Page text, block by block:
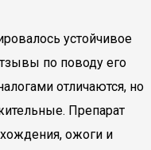
устойчивое
по поводу его
отличаются, но
Препарат
ожоги и